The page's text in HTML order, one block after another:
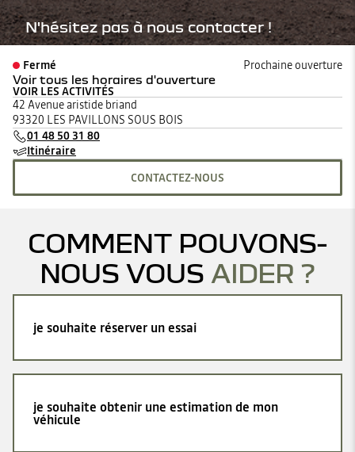
N'hésitez pas à nous contacter !
Fermé Prochaine ouverture
Voir tous les horaires d'ouverture
lundi 08:30 - 12:0013:30 - 19:00
mardi
mercredi
jeudi
vendredi
VOIR LES ACTIVITÉS
42 Avenue aristide briand
93320 LES PAVILLONS SOUS BOIS
01 48 50 31 80
Itinéraire
CONTACTEZ-NOUS
COMMENT POUVONS-
NOUS VOUS AIDER ?
je souhaite réserver un essai
je souhaite obtenir une estimation de mon
véhicule